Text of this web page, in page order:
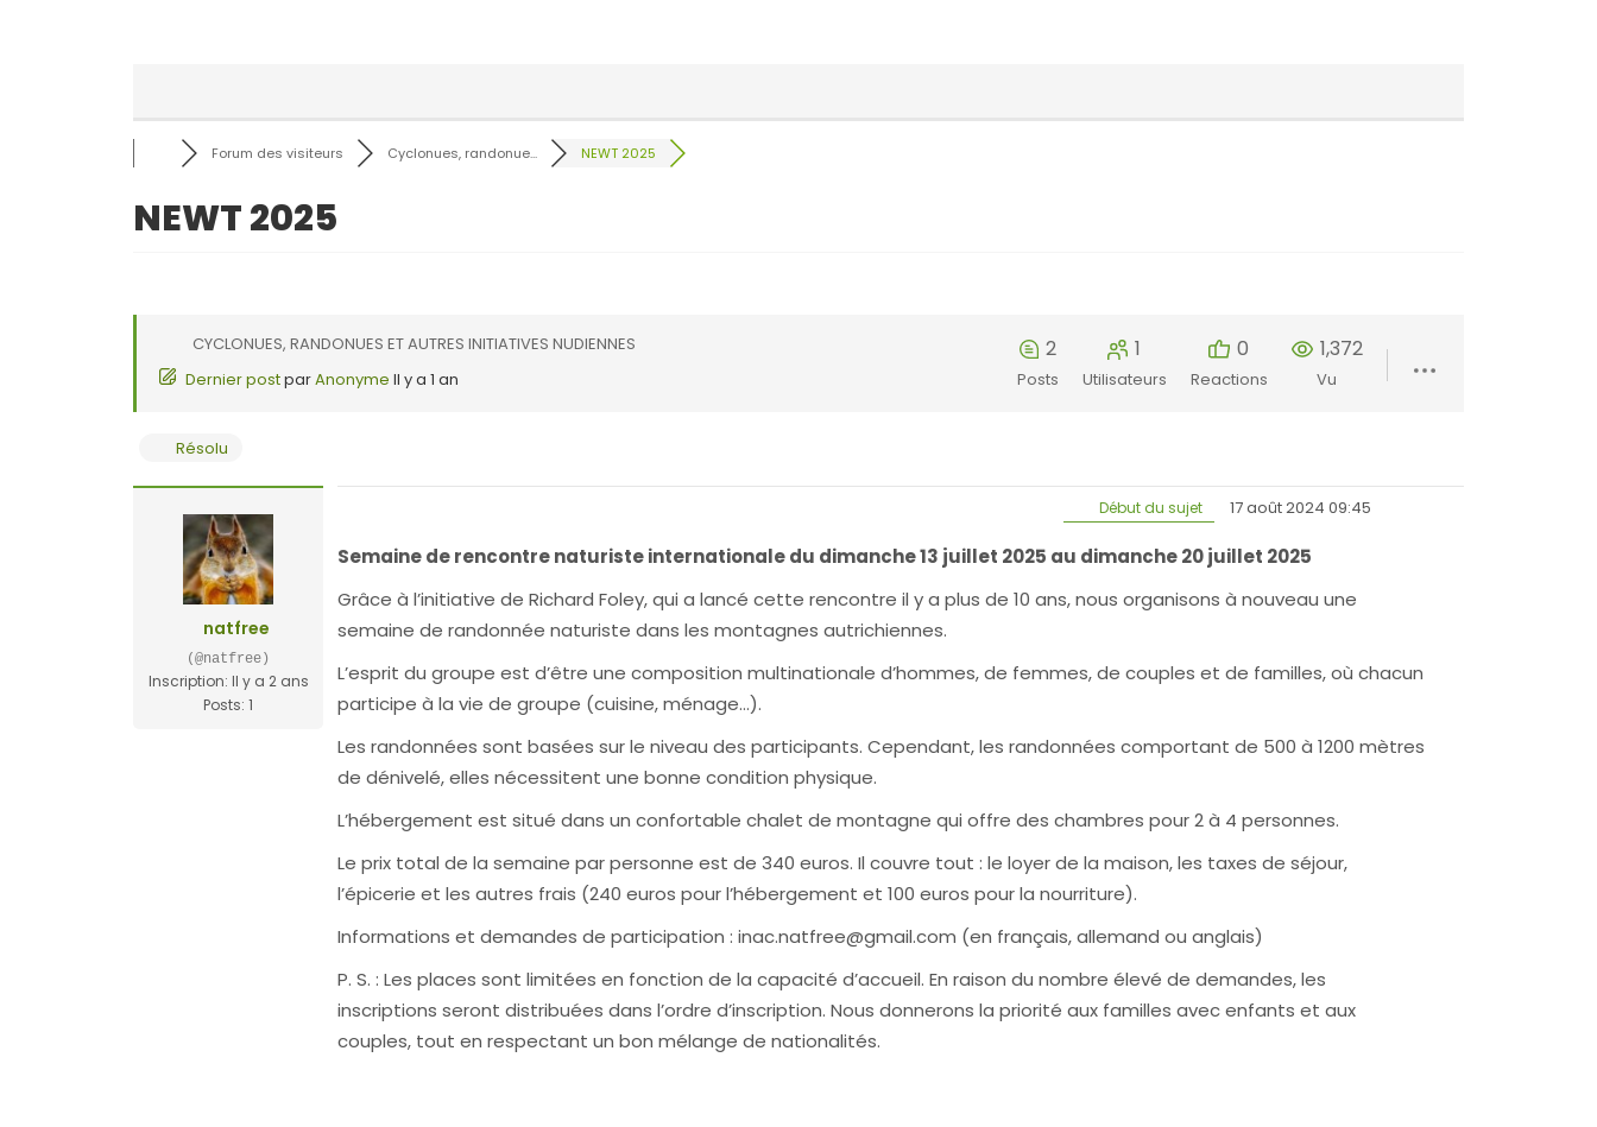
Forum des visiteurs Cyclonues, randonue... NEWT 2025
NEWT 2025
CYCLONUES, RANDONUES ET AUTRES INITIATIVES NUDIENNES
Dernier postparAnonyme Il y a 1 an
2
Posts
1
Utilisateurs
0
Reactions
1,372
Vu
Résolu
natfree
(@natfree)
Inscription: Il y a 2 ans
Posts: 1
Début du sujet 17 août 2024 09:45
Semaine de rencontre naturiste internationale du dimanche 13 juillet 2025 au dimanche 20 juillet 2025
Grâce à l’initiative de Richard Foley, qui a lancé cette rencontre il y a plus de 10 ans, nous organisons à nouveau une
semaine de randonnée naturiste dans les montagnes autrichiennes.
L’esprit du groupe est d’être une composition multinationale d’hommes, de femmes, de couples et de familles, où chacun
participe à la vie de groupe (cuisine, ménage…).
Les randonnées sont basées sur le niveau des participants. Cependant, les randonnées comportant de 500 à 1200 mètres
de dénivelé, elles nécessitent une bonne condition physique.
L’hébergement est situé dans un confortable chalet de montagne qui offre des chambres pour 2 à 4 personnes.
Le prix total de la semaine par personne est de 340 euros. Il couvre tout : le loyer de la maison, les taxes de séjour,
l’épicerie et les autres frais (240 euros pour l’hébergement et 100 euros pour la nourriture).
Informations et demandes de participation : inac.natfree@gmail.com (en français, allemand ou anglais)
P. S. : Les places sont limitées en fonction de la capacité d’accueil. En raison du nombre élevé de demandes, les
inscriptions seront distribuées dans l’ordre d’inscription. Nous donnerons la priorité aux familles avec enfants et aux
couples, tout en respectant un bon mélange de nationalités.